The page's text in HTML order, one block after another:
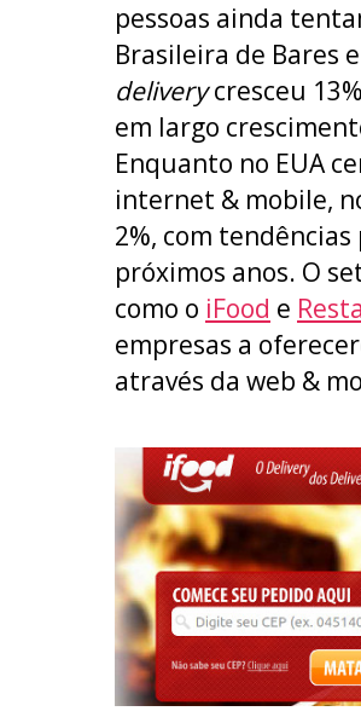
pessoas ainda
Brasileira de Bares
deliverycresceu
em largo
Enquanto no EUA
internet & mobile,
2%, com
próximos anos. O
como o iFood e
empresas a
através da web &